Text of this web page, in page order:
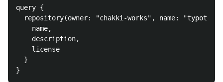
query {
repository(owner: "chakki-works", name: "typot")
    name,
    description,
    license
  }